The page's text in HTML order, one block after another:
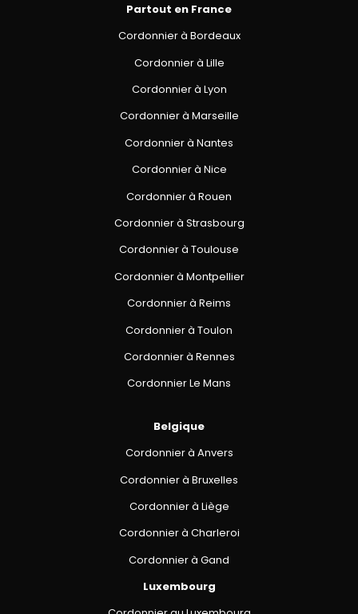
Partout en France
Cordonnier à Bordeaux
Cordonnier à Lille
Cordonnier à Lyon
Cordonnier à Marseille
Cordonnier à Nantes
Cordonnier à Nice
Cordonnier à Rouen
Cordonnier à Strasbourg
Cordonnier à Toulouse
Cordonnier à Montpellier
Cordonnier à Reims
Cordonnier à Toulon
Cordonnier à Rennes
Cordonnier Le Mans
Belgique
Cordonnier à Anvers
Cordonnier à Bruxelles
Cordonnier à Liège
Cordonnier à Charleroi
Cordonnier à Gand
Luxembourg